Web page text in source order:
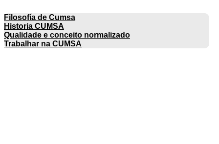
Filosofía de Cumsa
Historia CUMSA
Qualidade e conceito normalizado
Trabalhar na CUMSA